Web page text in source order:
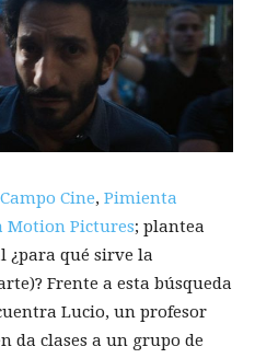
Campo Cine, Pimienta
Motion Pictures; plantea
qué sirve la
Frente a esta búsqueda
Lucio, un profesor
da clases a un grupo de